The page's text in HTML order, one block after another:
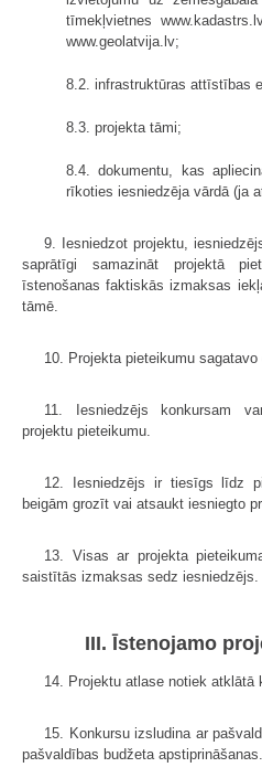
tīmekļvietnes
www.geolatvija.lv;
8.2. infrastruktūras attīstības
8.3. projekta tāmi;
8.4. dokumentu, kas
rīkoties iesniedzēja vārdā (ja
9. Iesniedzot projektu,
saprātīgi samazināt projektā
īstenošanas faktiskās izmaksas
tāmē.
10. Projekta pieteikumu
11. Iesniedzējs konkursam
projektu pieteikumu.
12. Iesniedzējs ir tiesīgs līdz
beigām grozīt vai atsaukt iesniegto
13. Visas ar projekta
saistītās izmaksas sedz iesniedzējs.
III. Īstenojamo
14. Projektu atlase notiek atklātā
15. Konkursu izsludina ar
pašvaldības budžeta apstiprināšanas.